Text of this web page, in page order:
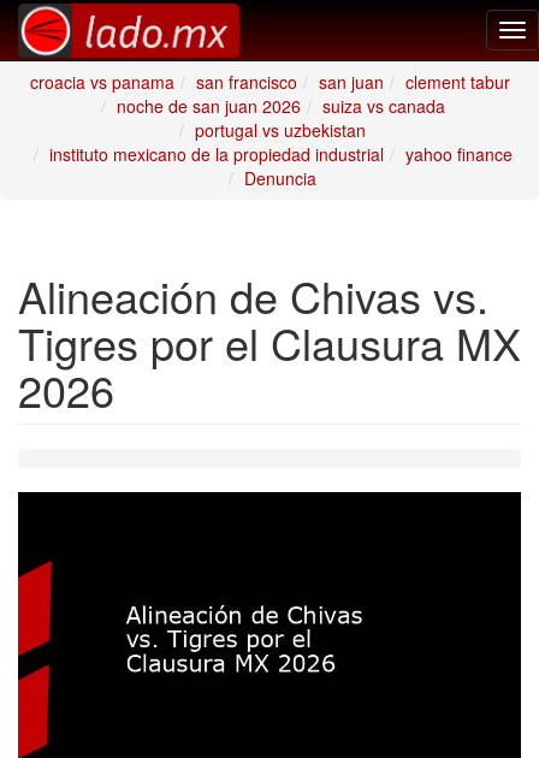
croacia vs panama
san francisco san juan
clement tabur
noche de san juan 2026
suiza vs canada
portugal vs uzbekistan
instituto mexicano de la propiedad industrial
yahoo finance
Denuncia
Alineación de Chivas vs.
Tigres por el Clausura MX
2026